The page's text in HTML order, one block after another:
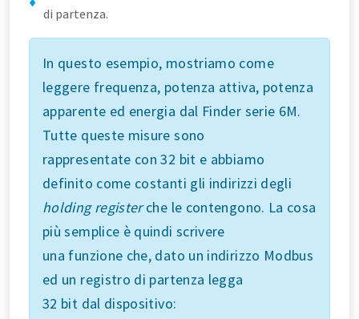
di partenza.
In questo esempio, mostriamo come
leggere frequenza, potenza attiva, potenza
apparente ed energia dal Finder serie 6M.
Tutte queste misure sono
rappresentate con 32 bit e abbiamo
definito come costanti gli indirizzi degli
holding registerche le contengono. La cosa
più semplice è quindi scrivere
una funzione che, dato un indirizzo Modbus
ed un registro di partenza legga
32 bit dal dispositivo: